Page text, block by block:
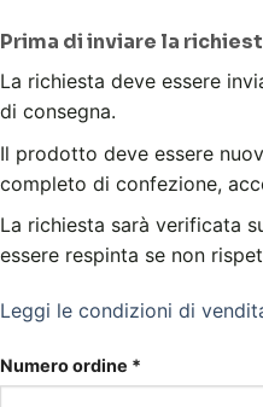
Prima di inviare la
La richiesta deve essere
di consegna.
Il prodotto deve essere
completo di confezione,
La richiesta sarà verificata
essere respinta se non
Leggi le condizioni di
Numero ordine *